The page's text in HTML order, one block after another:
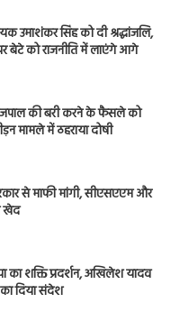
उमाशंकर सिंह को दी श्रद्धांजलि,
बेटे को राजनीति में लाएंगे आगे
की बरी करने के फैसले को
मामले में ठहराया दोषी
से माफी मांगी, सीएसएएम और
खेद
का शक्ति प्रदर्शन, अखिलेश यादव
का दिया संदेश